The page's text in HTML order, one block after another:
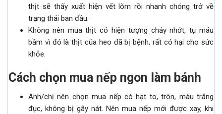
thịt sẽ thấy xuất hiện vết lõm rồi nhanh chóng trở về
trạng thái ban đầu.
Không nên mua thịt có hiện tượng chảy nhớt, tụ máu
bầm vì đó là thịt của heo đã bị bệnh, rất có hại cho sức
khỏe.
Cách chọn mua nếp ngon làm bánh
Anh/chị nên chọn mua nếp có hạt to, tròn, màu trắng
đục, không bị gãy nát. Nên mua nếp mới được xay, khi